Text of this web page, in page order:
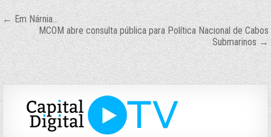
Navegação
de
Post
← Em Nárnia…
MCOM abre consulta pública para Política Nacional de Cabos
Submarinos →